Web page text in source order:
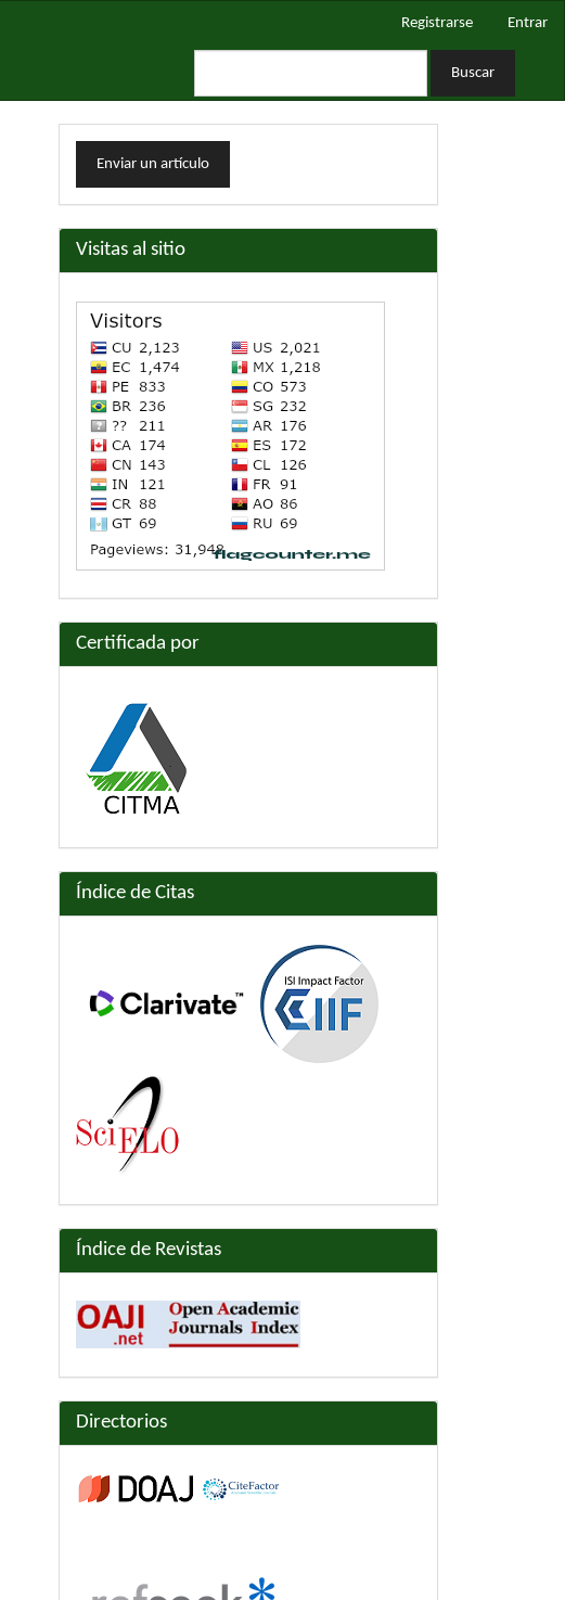
Registrarse Entrar
Buscar
Enviar
unEnviar un artículo
Visitas al sitio
Certificada por
Índice de Citas
Índice de Revistas
Directorios